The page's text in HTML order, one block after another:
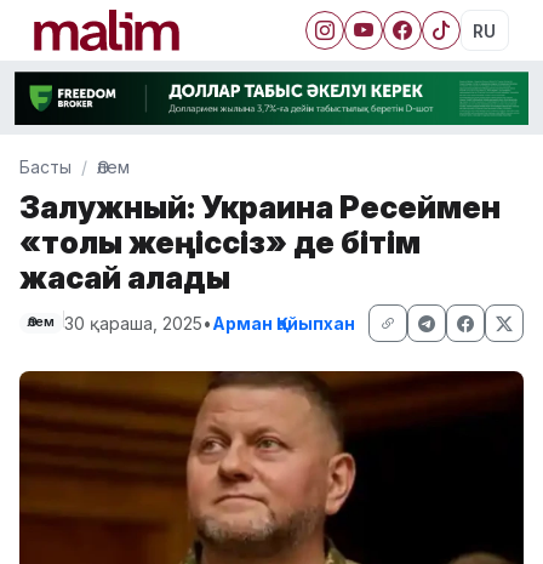
RU
Басты Әлем
Залужный: Украина Ресеймен
«толық жеңіссіз» де бітім
жасай алады
Әлем 30 қараша, 2025•Арман Қайыпхан